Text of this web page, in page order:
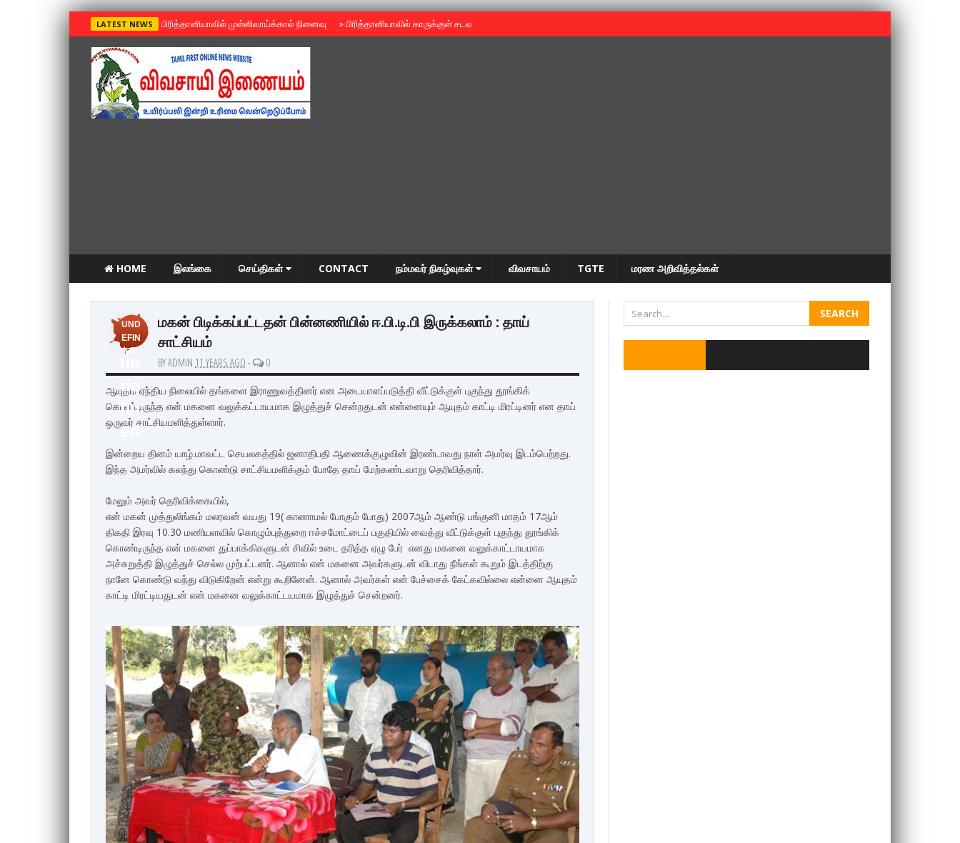
LATEST NEWS »பிரித்தானியாவில் முள்ளிவாய்க்கால் நினைவு »பிரித்தானியாவில் காருக்குள் சடலம் -தமிழருடையதா ?
HOME இலங்கை செய்திகள் CONTACT நம்மவர் நிகழ்வுகள் விவசாயம் TGTE மரண அறிவித்தல்கள்
UND
EFIN
ED
de
fin
ed
மகன் பிடிக்கப்பட்டதன் பின்னணியில் ஈ.பி.டி.பி இருக்கலாம் : தாய்
சாட்சியம்
BY ADMIN 11 YEARS AGO - 0
ஆயுதம் ஏந்திய நிலையில் தங்களை இராணுவத்தினர் என அடையாளப்படுத்தி வீட்டுக்குள் புகுந்து தூங்கிக்
கொண்டிருந்த என் மகனை வலுக்கட்டாயமாக இழுத்துச் சென்றதுடன் என்னையும் ஆயுதம் காட்டி மிரட்டினர் என தாய்
ஒருவர் சாட்சியமளித்துள்ளார்.
இன்றைய தினம் யாழ்.மாவட்ட செயலகத்தில் ஜனாதிபதி ஆணைக்குழுவின் இரண்டாவது நாள் அமர்வு இடம்பெற்றது.
இந்த அமர்வில் கலந்து கொண்டு சாட்சியமளிக்கும் போதே தாய் மேற்கண்டவாறு தெரிவித்தார்.
மேலும் அவர் தெரிவிக்கையில்,
என் மகன் முத்துலிங்கம் மலரவன் வயது 19( காணாமல் போகும் போது) 2007ஆம் ஆண்டு பங்குனி மாதம் 17ஆம்
திகதி இரவு 10.30 மணியளவில் கொழும்புத்துறை ஈச்சமோட்டைப் பகுதியில் வைத்து வீட்டுக்குள் புகுந்து தூங்கிக்
கொண்டிருந்த என் மகனை துப்பாக்கிகளுடன் சிவில் உடை தரித்த ஏழு பேர் எனது மகனை வலுக்காட்டாயமாக
அச்சுறுத்தி இழுத்துச் செல்ல முற்பட்டனர். ஆனால் என் மகனை அவர்களுடன் விடாது நீங்கள் கூறும் இடத்திற்கு
நானே கொண்டு வந்து விடுகிறேன் என்று கூறினேன். ஆனால் அவர்கள் என் பேச்சைக் கேட்கவில்லை என்னை ஆயுதம்
காட்டி மிரட்டியதுடன் என் மகனை வலுக்காட்டயமாக இழுத்துச் சென்றனர்.